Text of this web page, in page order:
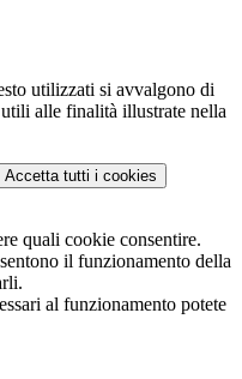
utilizzati si avvalgono di
alle finalità illustrate nella
Accetta tutti i cookies
quali cookie consentire.
il funzionamento della
al funzionamento potete